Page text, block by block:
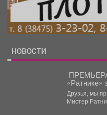
НОВОСТИ
«Ратнике»
Друзья, мы
Мистер